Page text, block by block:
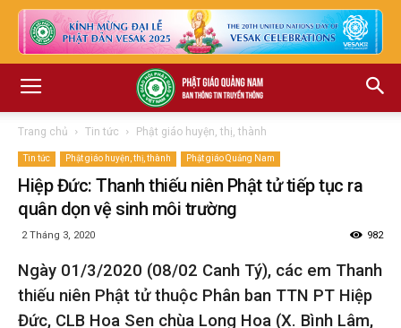
Trang chủ Tin tức Phật giáo huyện, thị, thành
Tin tức Phật giáo huyện, thị, thành Phật giáo Quảng Nam
Hiệp Đức: Thanh thiếu niên Phật tử tiếp tục ra
quân dọn vệ sinh môi trường
2 Tháng 3, 2020 982
Ngày 01/3/2020 (08/02 Canh Tý), các em Thanh
thiếu niên Phật tử thuộc Phân ban TTN PT Hiệp
Đức, CLB Hoa Sen chùa Long Hoa (X. Bình Lâm,